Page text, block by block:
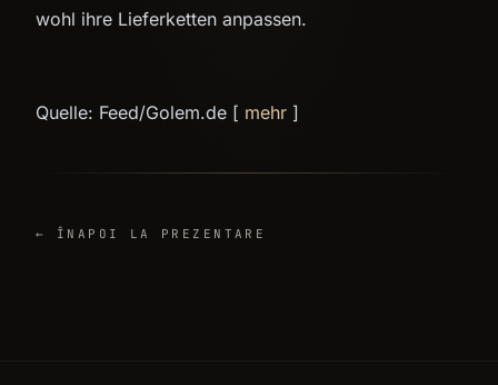
wohl ihre Lieferketten anpassen.
Quelle: Feed/Golem.de [ mehr ]
← ÎNAPOI LA PREZENTARE